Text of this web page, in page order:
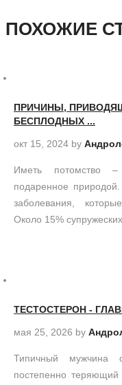
ПОХОЖИЕ
ПРИЧИНЫ,
БЕСПЛОДНЫХ ...
окт 15, 2024 by
Иметь потомство –
подаренное
заболевания,
Около 15%
ТЕСТОСТЕРОН -
мая 25, 2026 by
Типичный мужчина
постепенно